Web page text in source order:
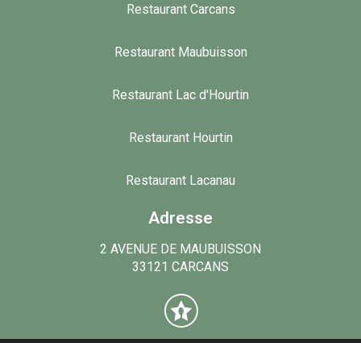
Restaurant Carcans
Restaurant Maubuisson
Restaurant Lac d'Hourtin
Restaurant Hourtin
Restaurant Lacanau
Adresse
2 AVENUE DE MAUBUISSON
33121 CARCANS